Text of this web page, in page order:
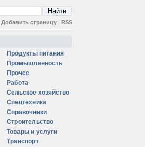
Добавить страницу | RSS
Продукты питания
Промышленность
Прочее
Работа
Сельское хозяйство
Спецтехника
Справочники
Строительство
Товары и услуги
Транспорт